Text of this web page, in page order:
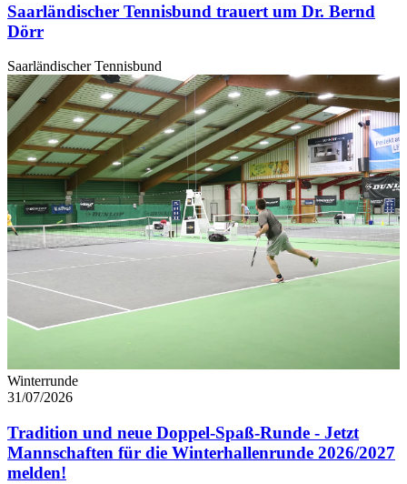
Saarländischer Tennisbund trauert um Dr. Bernd
Dörr
Saarländischer Tennisbund
Winterrunde
31/07/2026
Tradition und neue Doppel-Spaß-Runde - Jetzt
Mannschaften für die Winterhallenrunde 2026/2027
melden!